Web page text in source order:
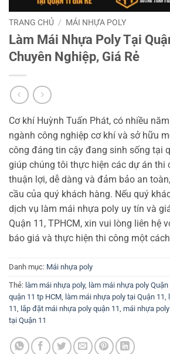
TRANG CHỦ / MÁI NHỰA POLY
Làm Mái Nhựa Poly Tại
Chuyên Nghiệp, Giá Rẻ
Cơ khí Huỳnh Tuấn Phát, có nhiều
ngành công nghiệp cơ khí và sở hữu
công đáng tin cậy đang sinh sống tại
giúp chúng tôi thực hiện các dự án thi
thuận lợi, dễ dàng và đảm bảo an
cầu của quý khách hàng. Nếu quý
dịch vụ làm mái nhựa poly uy tín và
Quận 11, TPHCM, xin vui lòng liên hệ
báo giá và thực hiện thi công một
Danh mục: Mái nhựa poly
Thẻ: làm mái nhựa poly, làm mái nhựa poly Quận
quận 11 tp HCM, làm mái nhựa poly tại Quận 11,
11, lắp đặt mái nhựa poly quận 11, mái nhựa
tại Quận 11